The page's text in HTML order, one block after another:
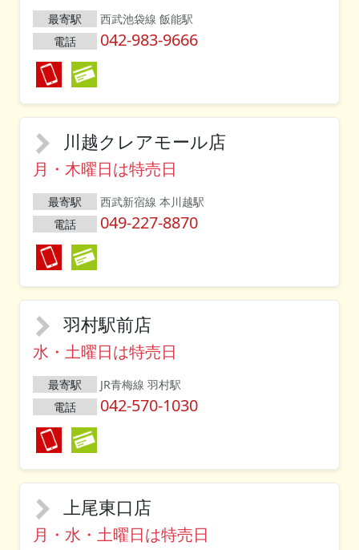
最寄駅
西武池袋線 飯能駅
電話
042-983-9666
川越クレアモール店
月・木曜日は特売日
最寄駅
西武新宿線 本川越駅
電話
049-227-8870
羽村駅前店
水・土曜日は特売日
最寄駅
JR青梅線 羽村駅
電話
042-570-1030
上尾東口店
月・水・土曜日は特売日